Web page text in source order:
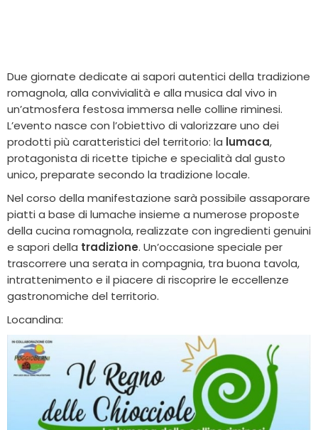
Due giornate dedicate ai sapori autentici della tradizione
romagnola, alla convivialità e alla musica dal vivo in
un’atmosfera festosa immersa nelle colline riminesi.
L’evento nasce con l’obiettivo di valorizzare uno dei
prodotti più caratteristici del territorio: la lumaca,
protagonista di ricette tipiche e specialità dal gusto
unico, preparate secondo la tradizione locale.
Nel corso della manifestazione sarà possibile assaporare
piatti a base di lumache insieme a numerose proposte
della cucina romagnola, realizzate con ingredienti genuini
e sapori della tradizione. Un’occasione speciale per
trascorrere una serata in compagnia, tra buona tavola,
intrattenimento e il piacere di riscoprire le eccellenze
gastronomiche del territorio.
Locandina: